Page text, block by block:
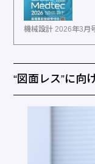
機械設計 2026年3月
“図面レス”に向